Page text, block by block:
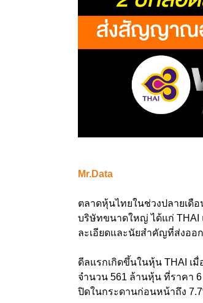
Mr.Data
ตลาดหุ้นไทยในช่วงปลายเดื
บริษัทขนาดใหญ่ ได้แก่ THAI
ละเอียดและนัยสำคัญที่ส่งออ
ดีลแรกเกิดขึ้นในหุ้น THAI เ
จำนวน 561 ล้านหุ้น ที่ราคา
ปิดในกระดานก่อนหน้าถึง